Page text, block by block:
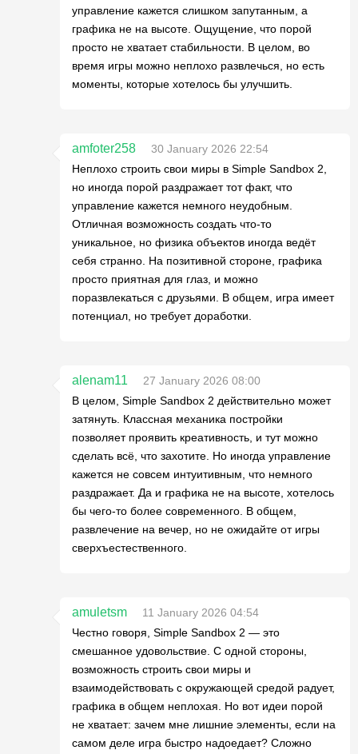
управление кажется слишком запутанным, а
графика не на высоте. Ощущение, что порой
просто не хватает стабильности. В целом, во
время игры можно неплохо развлечься, но есть
моменты, которые хотелось бы улучшить.
amfoter258
30 January 2026 22:54
Неплохо строить свои миры в Simple Sandbox 2,
но иногда порой раздражает тот факт, что
управление кажется немного неудобным.
Отличная возможность создать что-то
уникальное, но физика объектов иногда ведёт
себя странно. На позитивной стороне, графика
просто приятная для глаз, и можно
поразвлекаться с друзьями. В общем, игра имеет
потенциал, но требует доработки.
alenam11
27 January 2026 08:00
В целом, Simple Sandbox 2 действительно может
затянуть. Классная механика постройки
позволяет проявить креативность, и тут можно
сделать всё, что захотите. Но иногда управление
кажется не совсем интуитивным, что немного
раздражает. Да и графика не на высоте, хотелось
бы чего-то более современного. В общем,
развлечение на вечер, но не ожидайте от игры
сверхъестественного.
amuletsm
11 January 2026 04:54
Честно говоря, Simple Sandbox 2 — это
смешанное удовольствие. С одной стороны,
возможность строить свои миры и
взаимодействовать с окружающей средой радует,
графика в общем неплохая. Но вот идеи порой
не хватает: зачем мне лишние элементы, если на
самом деле игра быстро надоедает? Сложно